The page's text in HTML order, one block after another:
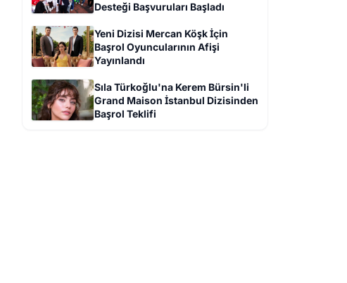
Desteği Başvuruları Başladı
Yeni Dizisi Mercan Köşk İçin
Başrol Oyuncularının Afişi
Yayınlandı
Sıla Türkoğlu'na Kerem Bürsin'li
Grand Maison İstanbul Dizisinden
Başrol Teklifi